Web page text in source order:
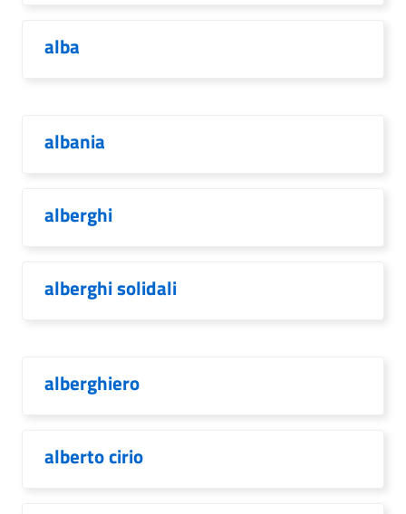
alba
albania
alberghi
alberghi solidali
alberghiero
alberto cirio